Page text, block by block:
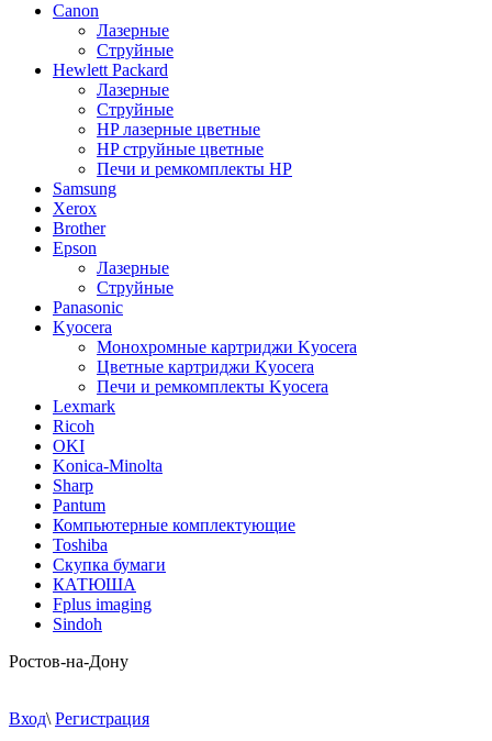
Canon
Лазерные
Струйные
Hewlett Packard
Лазерные
Струйные
HP лазерные цветные
HP струйные цветные
Печи и ремкомплекты HP
Samsung
Xerox
Brother
Epson
Лазерные
Струйные
Panasonic
Kyocera
Монохромные картриджи Kyocera
Цветные картриджи Kyocera
Печи и ремкомплекты Kyocera
Lexmark
Ricoh
OKI
Konica-Minolta
Sharp
Pantum
Компьютерные комплектующие
Toshiba
Скупка бумаги
КАТЮША
Fplus imaging
Sindoh
Ростов-на-Дону
Вход\ Регистрация